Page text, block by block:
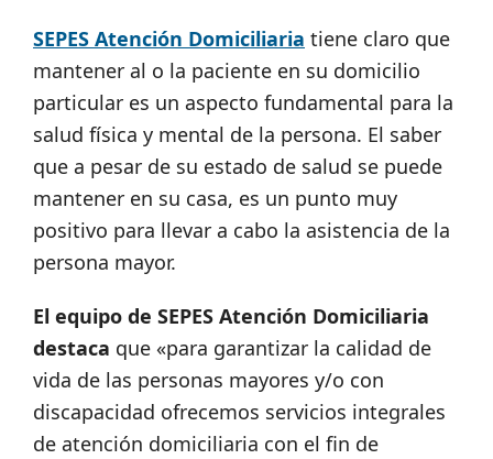
SEPES Atención Domiciliaria tiene claro que
mantener al o la paciente en su domicilio
particular es un aspecto fundamental para la
salud física y mental de la persona. El saber
que a pesar de su estado de salud se puede
mantener en su casa, es un punto muy
positivo para llevar a cabo la asistencia de la
persona mayor.
El equipo de SEPES Atención Domiciliaria
destaca que «para garantizar la calidad de
vida de las personas mayores y/o con
discapacidad ofrecemos servicios integrales
de atención domiciliaria con el fin de